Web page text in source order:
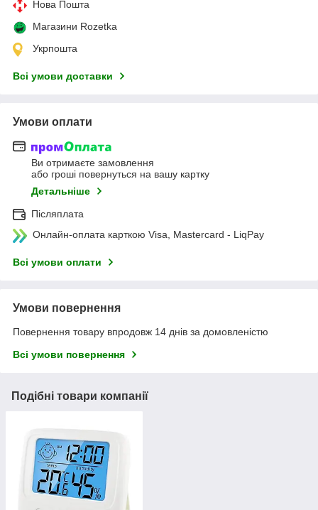
Нова Пошта
Магазини Rozetka
Укрпошта
Всі умови доставки
Умови оплати
Ви отримаєте замовлення
або гроші повернуться на вашу картку
Детальніше
Післяплата
Онлайн-оплата карткою Visa, Mastercard - LiqPay
Всі умови оплати
Умови повернення
Повернення товару впродовж 14 днів за домовленістю
Всі умови повернення
Подібні товари компанії